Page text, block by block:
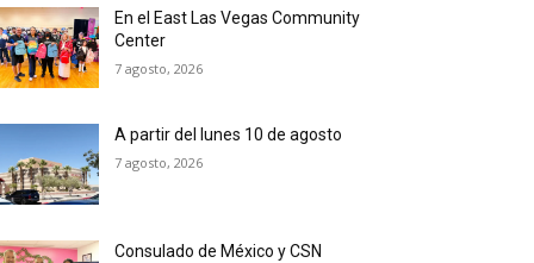
En el East Las Vegas Community
Center
7 agosto, 2026
A partir del lunes 10 de agosto
7 agosto, 2026
Consulado de México y CSN